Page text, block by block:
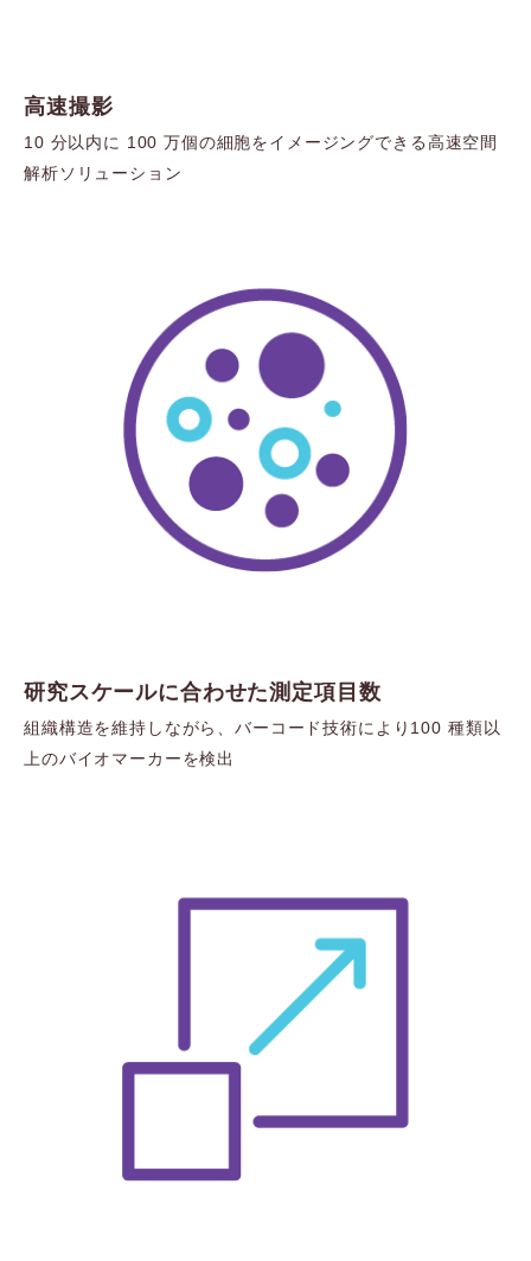
高速撮影
10 分以内に 100 万個の細胞をイメージングできる高速空間
解析ソリューション
研究スケールに合わせた測定項目数
組織構造を維持しながら、バーコード技術により100 種類以
上のバイオマーカーを検出